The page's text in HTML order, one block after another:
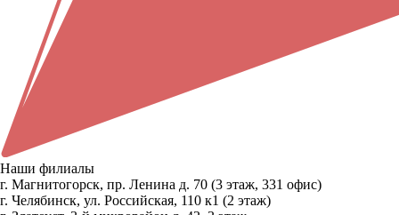
Наши филиалы
г. Магнитогорск, пр. Ленина д. 70 (3 этаж, 331 офис)
г. Челябинск, ул. Российская, 110 к1 (2 этаж)